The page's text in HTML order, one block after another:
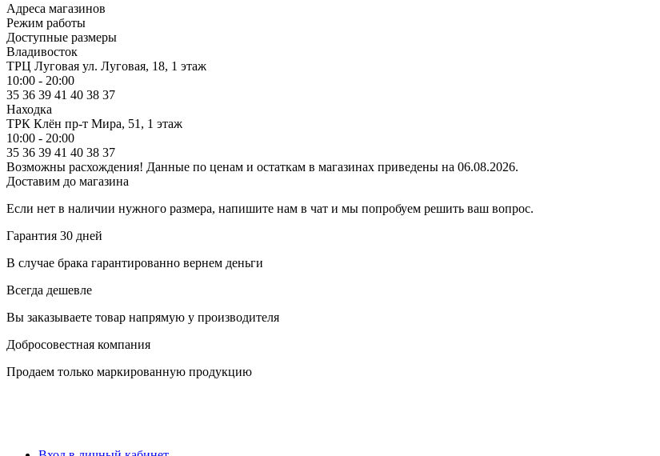
Адреса магазинов
Режим работы
Доступные размеры
Владивосток
ТРЦ Луговая ул. Луговая, 18, 1 этаж
10:00 - 20:00
35 36 39 41 40 38 37
Находка
ТРК Клён пр-т Мира, 51, 1 этаж
10:00 - 20:00
35 36 39 41 40 38 37
Возможны расхождения! Данные по ценам и остаткам в магазинах приведены на 06.08.2026.
Доставим до магазина
Если нет в наличии нужного размера, напишите нам в чат и мы попробуем решить ваш вопрос.
Гарантия 30 дней
В случае брака гарантированно вернем деньги
Всегда дешевле
Вы заказываете товар напрямую у производителя
Добросовестная компания
Продаем только маркированную продукцию